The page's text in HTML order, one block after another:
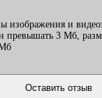
изображения и
превышать 3 Mб,
Оставить отзыв